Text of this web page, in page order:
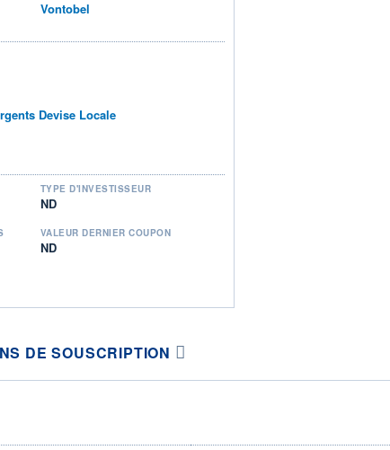
Vontobel
Devise Locale
TYPE D'INVESTISSEUR
ND
VALEUR DERNIER COUPON
ND
DE SOUSCRIPTION